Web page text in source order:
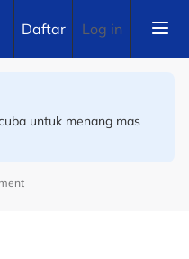
Daftar Log in
Roy King melangkah
untuk menang mas